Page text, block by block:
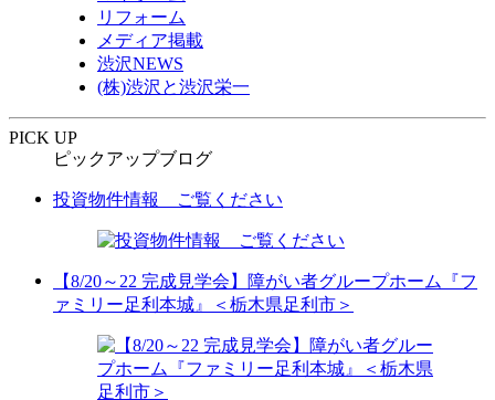
リフォーム
メディア掲載
渋沢NEWS
(株)渋沢と渋沢栄一
PICK UP
ピックアップブログ
投資物件情報 ご覧ください
【8/20～22 完成見学会】障がい者グループホーム『フ
ァミリー足利本城』＜栃木県足利市＞